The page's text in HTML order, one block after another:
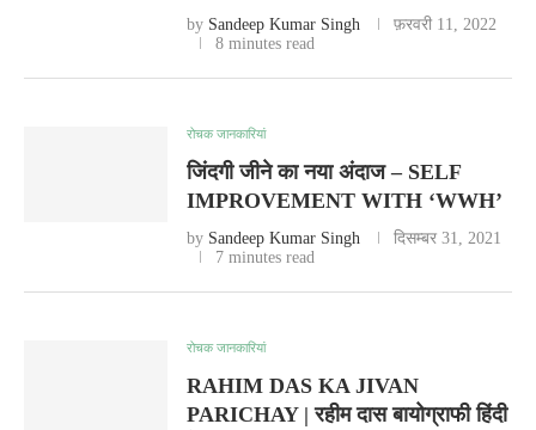
by Sandeep Kumar Singh
फ़रवरी 11, 2022
8 minutes read
रोचक जानकारियां
जिंदगी जीने का नया अंदाज – SELF
IMPROVEMENT WITH ‘WWH’
by Sandeep Kumar Singh
दिसम्बर 31, 2021
7 minutes read
रोचक जानकारियां
RAHIM DAS KA JIVAN
PARICHAY | रहीम दास बायोग्राफी हिंदी